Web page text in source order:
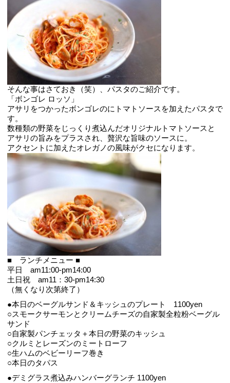
そんな事はさておき（笑）、パスタのご紹介です。
「ボンゴレ ロッソ」
アサリをつかったボンゴレのにトマトソースを加えたパスタで
す。
数種類の野菜をじっくり煮込んだオリジナルトマトソースと
アサリの旨みをプラスされ、贅沢な旨味のソースに。
アクセントに加えたオレガノの風味がクセになります。
■ ランチメニュー ■
平日 am11:00-pm14:00
土日祝 am11：30-pm14:30
（無くなり次第終了）
●本日のベーグルサンド＆キッシュのプレート 1100yen
○スモークサーモンとクリームチーズの自家製全粒粉ベーグル
サンド
○自家製パンチェッタ＋本日の野菜のキッシュ
○クルミとレーズンのミートローフ
○生ハムのベビーリーフ巻き
○本日のタパス
●デミグラス煮込みハンバーグランチ 1100yen